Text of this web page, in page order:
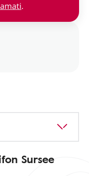
.
Sursee